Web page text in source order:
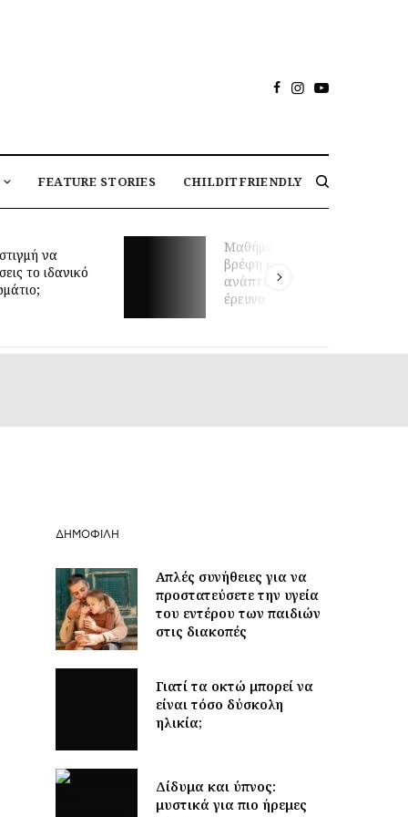
FEATURE STORIES CHILDITFRIENDLY
να
το ιδανικό
Μαθήματα κολύμβησης για
βρέφη και πρώιμη κινητική
ανάπτυξη: τι δείχνει νέα
έρευνα
ΔΗΜΟΦΙΛΉ
Απλές συνήθειες για να
προστατεύσετε την υγεία
του εντέρου των παιδιών
στις διακοπές
Γιατί τα οκτώ μπορεί να
είναι τόσο δύσκολη
ηλικία;
Δίδυμα και ύπνος:
μυστικά για πιο ήρεμες